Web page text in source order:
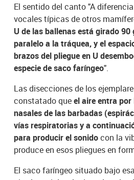
El sentido del canto "A
vocales típicas de otros
U de las ballenas está girado 90
paralelo a la tráquea, y el
brazos del pliegue en U
especie de saco faríngeo".
Las disecciones de los
constatado queel aire entra
nasales de las barbadas
vías respiratorias y a
para producir el sonidocon la
produce en esos pliegues en
El saco faríngeo situado bajo